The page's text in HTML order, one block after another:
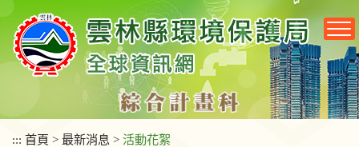
要
區
::: 首頁 > 最新消息 > 活動花絮